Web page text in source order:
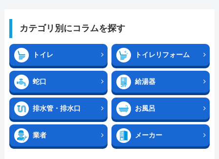
カテゴリ別にコラムを探す
トイレ トイレリフォーム
蛇口 給湯器
排水管・排水口 お風呂
業者 メーカー